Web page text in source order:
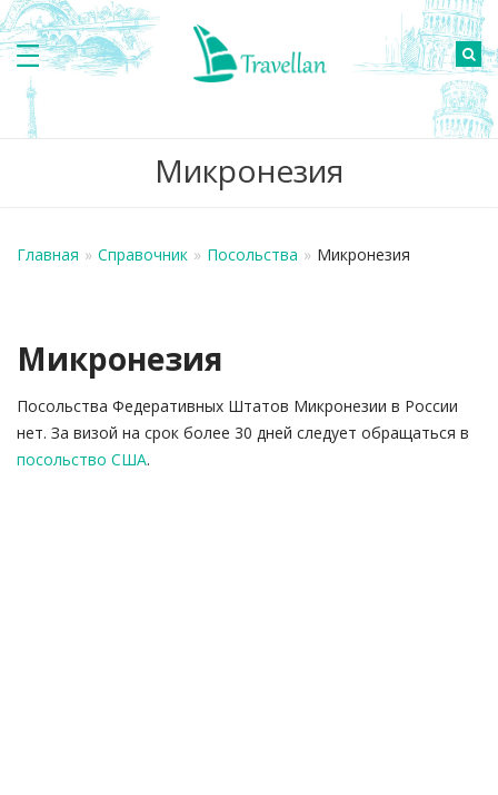
Микронезия
Главная » Справочник » Посольства » Микронезия
Микронезия
Посольства Федеративных Штатов Микронезии в России
нет. За визой на срок более 30 дней следует обращаться в
посольство США.